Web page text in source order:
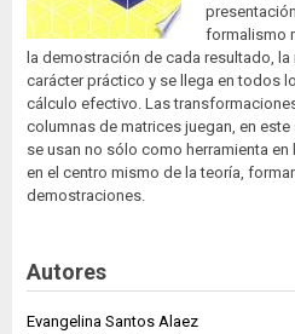
formalismo
la demostración de cada resultado,
carácter práctico y se llega en todos
cálculo efectivo. Las
columnas de matrices juegan, en
se usan no sólo como herramienta
en el centro mismo de la teoría,
demostraciones.
Autores
Evangelina Santos Alaez